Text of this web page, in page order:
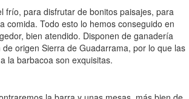
frío, para disfrutar de bonitos paisajes, para
comida. Todo esto lo hemos conseguido en
bien atendido. Disponen de ganadería
origen Sierra de Guadarrama, por lo que las
la barbacoa son exquisitas.